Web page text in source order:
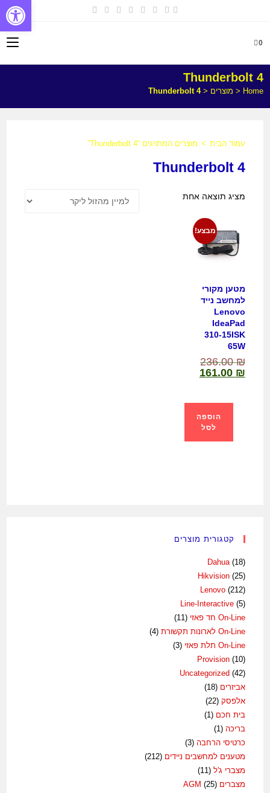
0
Thunderbolt 4
Home
< מוצרים <
Thunderbolt 4
עמוד הבית > מוצרים המתויגים “Thunderbolt 4”
Thunderbolt 4
מציג תוצאה אחת
מבצע!
מטען מקורי
למחשב נייד
Lenovo
IdeaPad
310-15ISK
65W
236.00₪
161.00 ₪
הוספה
לסל
קטגורית מוצרים
Dahua (18)
Hikvision (25)
Lenovo (212)
Line-Interactive (5)
On-Line חד פאזי
(11)
On-Line לארונות תקשורת
(4)
On-Line תלת פאזי
(3)
Provision (10)
Uncategorized (42)
אביזרים (18)
אלפסק (22)
בית חכם (1)
בריכה (1)
כרטיסי הרחבה (3)
מטענים למחשבים ניידים (212)
מצברי ג'ל (11)
מצברים AGM(25)